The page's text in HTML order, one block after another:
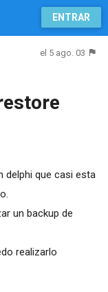
ENTRAR
el 5 ago. 03
delphi que casi esta
un backup de
realizarlo